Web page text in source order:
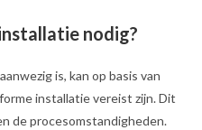
nodig?
is, kan op basis van
installatie vereist zijn. Dit
de procesomstandigheden.